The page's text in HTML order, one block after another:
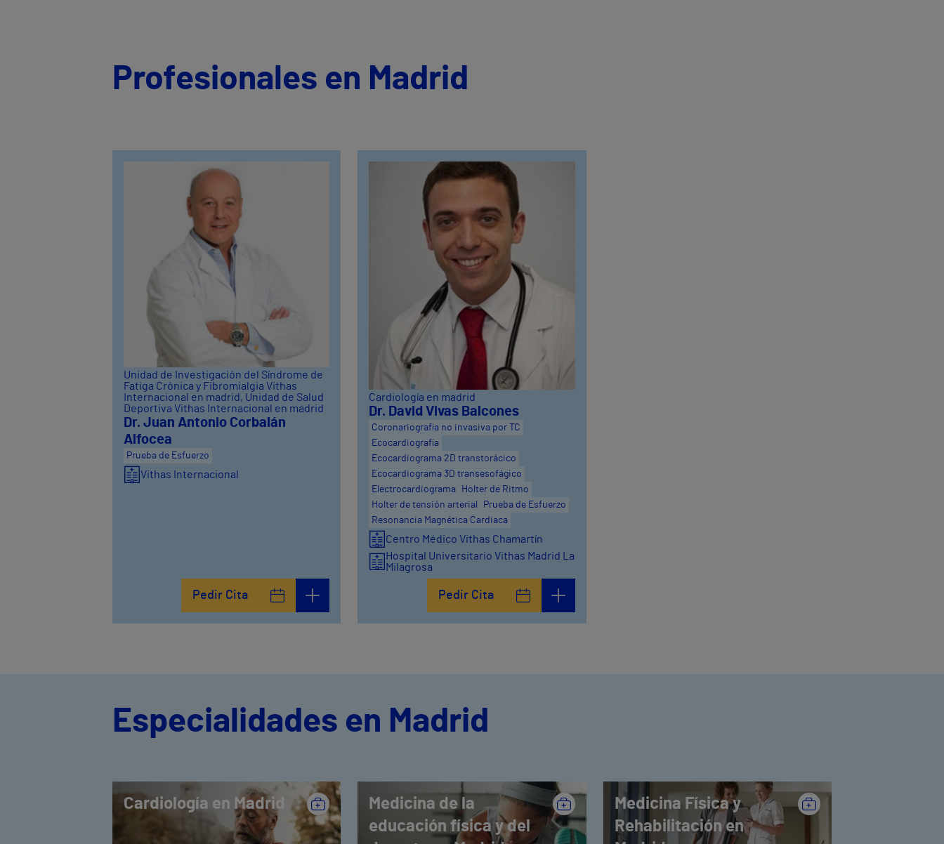
Profesionales en Madrid
Unidad de Investigación del Síndrome de
Fatiga Crónica y Fibromialgia Vithas
Internacional en madrid, Unidad de Salud
Deportiva Vithas Internacional en madrid
Dr. Juan Antonio Corbalán
Alfocea
Prueba de Esfuerzo
Vithas Internacional
Pedir Cita
Cardiología en madrid
Dr. David Vivas Balcones
Coronariografía no invasiva por TC
Ecocardiografía
Ecocardiograma 2D transtorácico
Ecocardiograma 3D transesofágico
Electrocardiograma
Holter de Ritmo
Holter de tensión arterial
Prueba de Esfuerzo
Resonancia Magnética Cardiaca
Centro Médico Vithas Chamartín
Hospital Universitario Vithas Madrid La
Milagrosa
Pedir Cita
Especialidades en Madrid
Cardiología en Madrid
Medicina de la
educación física y del
Medicina Física y
Rehabilitación en